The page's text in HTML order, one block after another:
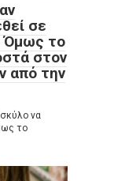
σε
Όμως το
στον
από την
να
το